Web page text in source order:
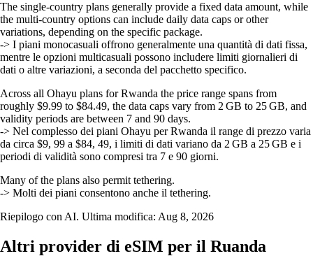
The single‑country plans generally provide a fixed data amount, while
the multi‑country options can include daily data caps or other
variations, depending on the specific package.
-> I piani monocasuali offrono generalmente una quantità di dati fissa,
mentre le opzioni multicasuali possono includere limiti giornalieri di
dati o altre variazioni, a seconda del pacchetto specifico.
Across all Ohayu plans for Rwanda the price range spans from
roughly $9.99 to $84.49, the data caps vary from 2 GB to 25 GB, and
validity periods are between 7 and 90 days.
-> Nel complesso dei piani Ohayu per Rwanda il range di prezzo varia
da circa $9, 99 a $84, 49, i limiti di dati variano da 2 GB a 25 GB e i
periodi di validità sono compresi tra 7 e 90 giorni.
Many of the plans also permit tethering.
-> Molti dei piani consentono anche il tethering.
Riepilogo con AI. Ultima modifica: Aug 8, 2026
Altri provider di eSIM per il Ruanda